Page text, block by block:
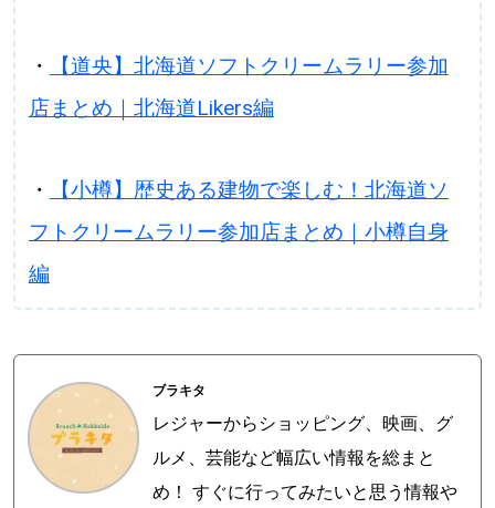
・
【道央】北海道ソフトクリームラリー参加
店まとめ｜北海道Likers編
・
【小樽】歴史ある建物で楽しむ！北海道ソ
フトクリームラリー参加店まとめ｜小樽自身
編
ブラキタ
レジャーからショッピング、映画、グ
ルメ、芸能など幅広い情報を総まと
め！ すぐに行ってみたいと思う情報や